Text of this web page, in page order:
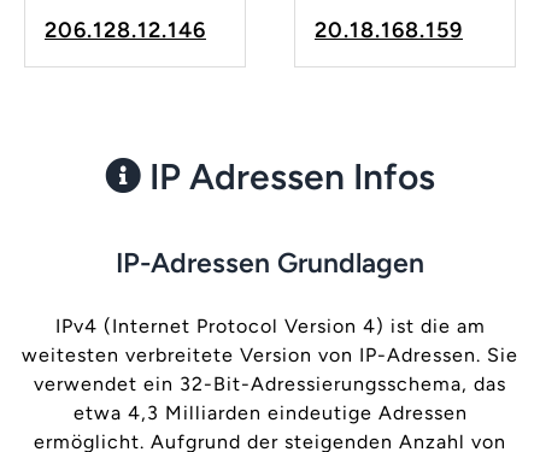
206.128.12.146 20.18.168.159
IP Adressen Infos
IP-Adressen Grundlagen
IPv4 (Internet Protocol Version 4) ist die am
weitesten verbreitete Version von IP-Adressen. Sie
verwendet ein 32-Bit-Adressierungsschema, das
etwa 4,3 Milliarden eindeutige Adressen
ermöglicht. Aufgrund der steigenden Anzahl von